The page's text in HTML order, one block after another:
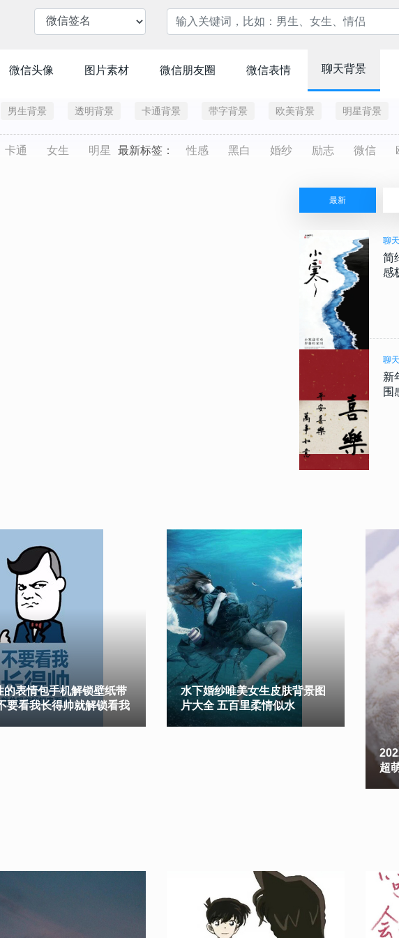
微信头像 图片素材 微信朋友圈 微信表情 聊天背景
男生背景 透明背景 卡通背景 带字背景 欧美背景 明星背景
卡通 女生 明星 最新标签： 性感 黑白 婚纱 励志 微信
最新
聊
简
感
聊
新
围
的表情包手机解锁壁纸带
要看我长得帅就解锁看我
水下婚纱唯美女生皮肤背景图
片大全 五百里柔情似水
超